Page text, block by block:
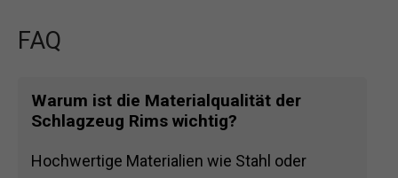
FAQ
Warum ist die Materialqualität der
Schlagzeug Rims wichtig?
Hochwertige Materialien wie Stahl oder